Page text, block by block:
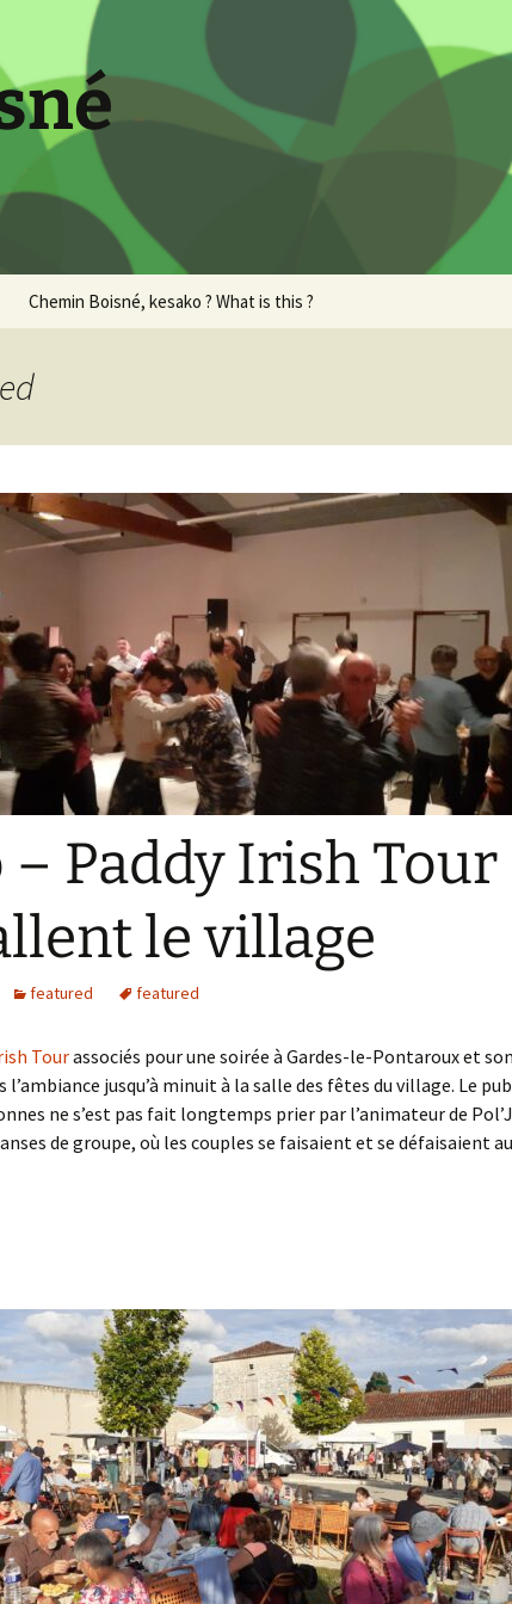
Chemin Boisné, kesako ? What is this ?
– Paddy Irish Tour
le village
featured featured
Tourassociés pour une soirée à Gardes-le-Pontaroux et
jusqu’à minuit à la salle des fêtes du village. Le
ne s’est pas fait longtemps prier par l’animateur de
de groupe, où les couples se faisaient et se défaisaient